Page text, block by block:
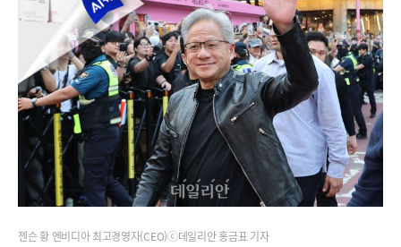
젠슨 황 엔비디아 최고경영자(CEO)ⓒ데일리안 홍금표 기자